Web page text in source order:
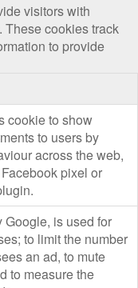
visitors with
These cookies track
to provide
cookie to show
to users by
across the web,
pixel or
Google, is used for
to limit the number
an ad, to mute
to measure the